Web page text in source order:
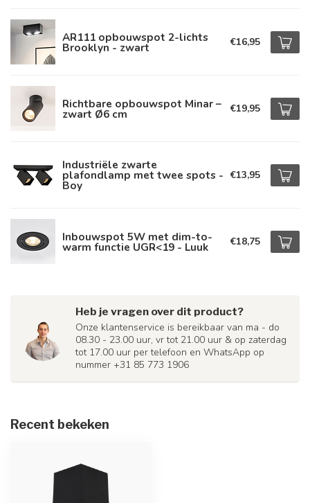
AR111 opbouwspot 2-lichts
Brooklyn - zwart €16,95
Richtbare opbouwspot Minar –
zwart Ø6 cm €19,95
Industriële zwarte
plafondlamp met twee spots -
Boy
€13,95
Inbouwspot 5W met dim-to-
warm functie UGR<19 - Luuk €18,75
Heb je vragen over dit product?
Onze klantenservice is bereikbaar van ma - do
08.30 - 23.00 uur, vr tot 21.00 uur & op zaterdag
tot 17.00 uur per telefoon en WhatsApp op
nummer +31 85 773 1906
Recent bekeken